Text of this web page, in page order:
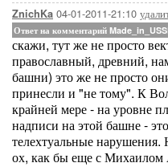
ZnichKa 04-01-2011-21:10
Ответ на комментарий
скажи, тут же не просто
православный, древний,
башни) это же не просто
принесли и "не тому". К
крайней мере - на уровне
надписи на этой башне -
телехтуальные
ох, как бы еще с Михаилом